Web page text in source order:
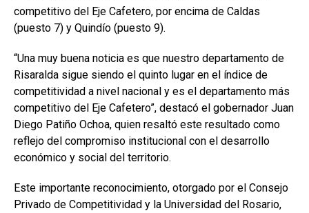
competitivo del Eje Cafetero, por encima de Caldas
(puesto 7) y Quindío (puesto 9).
“Una muy buena noticia es que nuestro departamento de
Risaralda sigue siendo el quinto lugar en el índice de
competitividad a nivel nacional y es el departamento más
competitivo del Eje Cafetero”, destacó el gobernador Juan
Diego Patiño Ochoa, quien resaltó este resultado como
reflejo del compromiso institucional con el desarrollo
económico y social del territorio.
Este importante reconocimiento, otorgado por el Consejo
Privado de Competitividad y la Universidad del Rosario,